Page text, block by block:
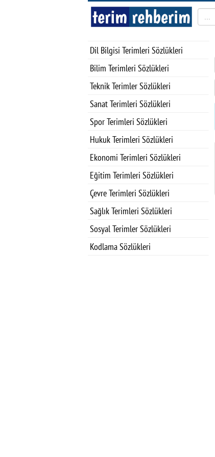
Dil Bilgisi Terimleri Sözlükleri
Bilim Terimleri Sözlükleri
Teknik Terimler Sözlükleri
Sanat Terimleri Sözlükleri
Spor Terimleri Sözlükleri
Hukuk Terimleri Sözlükleri
Ekonomi Terimleri Sözlükleri
Eğitim Terimleri Sözlükleri
Çevre Terimleri Sözlükleri
Sağlık Terimleri Sözlükleri
Sosyal Terimler Sözlükleri
Kodlama Sözlükleri